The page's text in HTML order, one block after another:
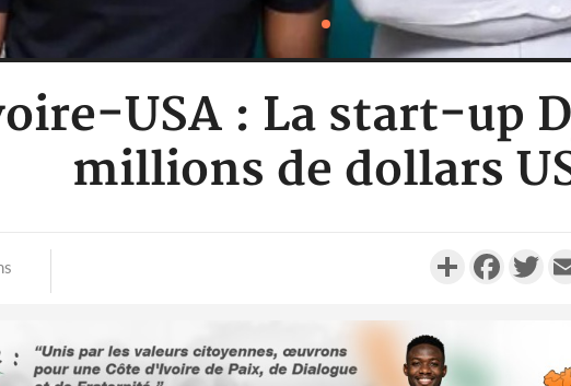
USA : La start-up
millions de dollars
Partager